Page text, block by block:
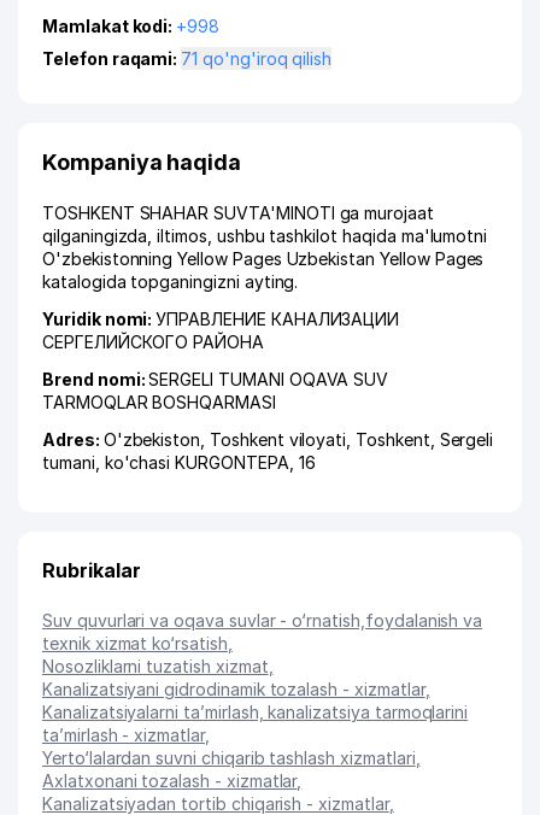
Mamlakat kodi: +998
Telefon raqami:
71 qo'ng'iroq qilish
Kompaniya haqida
TOSHKENT SHAHAR SUVTA'MINOTI ga murojaat
qilganingizda, iltimos, ushbu tashkilot haqida ma'lumotni
O'zbekistonning Yellow Pages Uzbekistan Yellow Pages
katalogida topganingizni ayting.
Yuridik nomi:УПРАВЛЕНИЕ КАНАЛИЗАЦИИ
СЕРГЕЛИЙСКОГО РАЙОНА
Brend nomi:SERGELI TUMANI OQAVA SUV
TARMOQLAR BOSHQARMASI
Adres: O'zbekiston, Toshkent viloyati Toshkent Sergeli
tumani ko'chasi KURGONTEPA , 16
Rubrikalar
Suv quvurlari va oqava suvlar - o‘rnatish,foydalanish va
texnik xizmat ko‘rsatish
Nosozliklarni tuzatish xizmat
Kanalizatsiyani gidrodinamik tozalash - xizmatlar,
Kanalizatsiyalarni ta’mirlash, kanalizatsiya tarmoqlarini
ta’mirlash - xizmatlar,
Yerto‘lalardan suvni chiqarib tashlash xizmatlari
Axlatxonani tozalash - xizmatlar,
Kanalizatsiyadan tortib chiqarish - xizmatlar,